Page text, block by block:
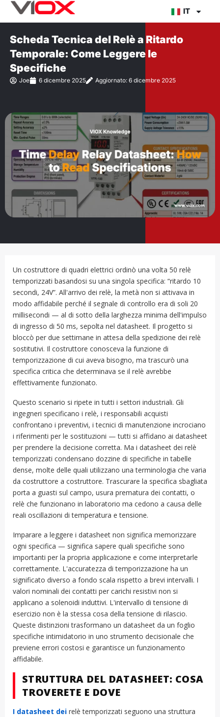
IT
Scheda Tecnica del Relè a Ritardo
Temporale: Come Leggere le
Specifiche
Joe 6 dicembre 2025 Aggiornato: 6 dicembre 2025
Un costruttore di quadri elettrici ordinò una volta 50 relè
temporizzati basandosi su una singola specifica: “ritardo 10
secondi, 24V”. All'arrivo dei relè, la metà non si attivava in
modo affidabile perché il segnale di controllo era di soli 20
millisecondi — al di sotto della larghezza minima dell'impulso
di ingresso di 50 ms, sepolta nel datasheet. Il progetto si
bloccò per due settimane in attesa della spedizione dei relè
sostitutivi. Il costruttore conosceva la funzione di
temporizzazione di cui aveva bisogno, ma trascurò una
specifica critica che determinava se il relè avrebbe
effettivamente funzionato.
Questo scenario si ripete in tutti i settori industriali. Gli
ingegneri specificano i relè, i responsabili acquisti
confrontano i preventivi, i tecnici di manutenzione incrociano
i riferimenti per le sostituzioni — tutti si affidano ai datasheet
per prendere la decisione corretta. Ma i datasheet dei relè
temporizzati condensano dozzine di specifiche in tabelle
dense, molte delle quali utilizzano una terminologia che varia
da costruttore a costruttore. Trascurare la specifica sbagliata
porta a guasti sul campo, usura prematura dei contatti, o
relè che funzionano in laboratorio ma cedono a causa delle
reali oscillazioni di temperatura e tensione.
Imparare a leggere i datasheet non significa memorizzare
ogni specifica — significa sapere quali specifiche sono
importanti per la propria applicazione e come interpretarle
correttamente. L'accuratezza di temporizzazione ha un
significato diverso a fondo scala rispetto a brevi intervalli. I
valori nominali dei contatti per carichi resistivi non si
applicano a solenoidi induttivi. L'intervallo di tensione di
esercizio non è la stessa cosa della tensione di rilascio.
Queste distinzioni trasformano un datasheet da un foglio
specifiche intimidatorio in uno strumento decisionale che
previene errori costosi e garantisce un funzionamento
affidabile.
STRUTTURA DEL DATASHEET: COSA
TROVERETE E DOVE
I datasheet dei relè temporizzati seguono una struttura